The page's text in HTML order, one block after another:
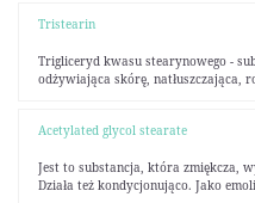
Tristearin
Trigliceryd kwasu stearynowego -
odżywiająca skórę, natłuszczająca,
Acetylated glycol stearate
Jest to substancja, która zmiękcza,
Działa też kondycjonująco. Jako